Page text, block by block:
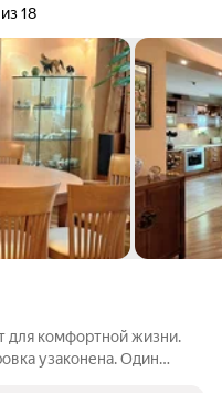
18
для комфортной жизни.
узаконена. Один